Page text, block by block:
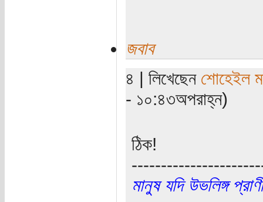
জবাব
৪ | লিখেছেন শোহেইল
- ১০:৪৩অপরাহ্ন)
ঠিক!
মানুষ যদি উভলিঙ্গ